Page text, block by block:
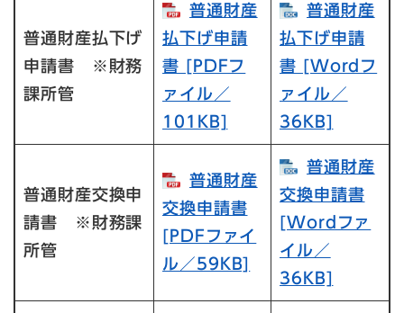
普通財産払下げ
申請書 ※財務
課所管
普通財産
払下げ申請
書​ [PDFフ
ァイル／
101KB]
普通財産
払下げ申請
書​ [Wordフ
ァイル／
36KB]
普通財産交換申
請書 ※財務課
所管
普通財産
交換申請書
[PDFファイ
ル／59KB]
普通財産
交換申請書​
[Wordファ
イル／
36KB]